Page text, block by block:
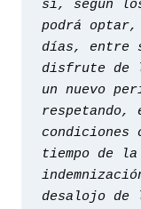
sí, según
podrá
días, entre
disfrute de
un nuevo
respetando,
condiciones
tiempo de
desalojo de